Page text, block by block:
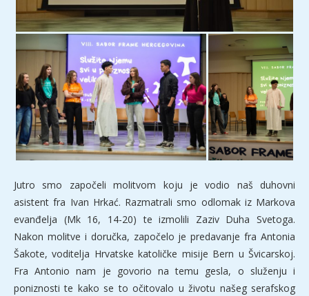
Jutro smo započeli molitvom koju je vodio naš duhovni
asistent fra Ivan Hrkać. Razmatrali smo odlomak iz Markova
evanđelja (Mk 16, 14-20) te izmolili Zaziv Duha Svetoga.
Nakon molitve i doručka, započelo je predavanje fra Antonia
Šakote, voditelja Hrvatske katoličke misije Bern u Švicarskoj.
Fra Antonio nam je govorio na temu gesla, o služenju i
poniznosti te kako se to očitovalo u životu našeg serafskog